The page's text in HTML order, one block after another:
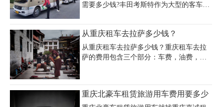
元，日常租车则普遍在100-550元区间。重
跨区域需额外计费。对于重庆机场客车租
赁价格，15座全顺日租500元，30-49
需要多少钱?丰田考斯特作为大型的客车非
舰豪华版、房车版要低调的多，当然价格
也更加便宜。近年来，丰田考斯特改装车
在中巴类车型销售中一直遥遥领先，已经
从重庆租车去拉萨多少钱？
从重庆租车去拉萨多少钱？重庆租车去拉
萨的费用包含三个部分：车费，油费，过
是普拉多4.0，或者陆巡，或者途乐，这些
重庆北豪车租赁旅游用车费用要多少